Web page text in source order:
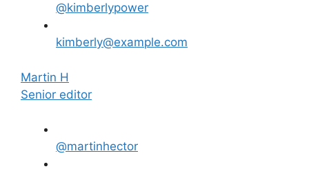
@kimberlypower
kimberly@example.com
Martin H
Senior editor
@martinhector